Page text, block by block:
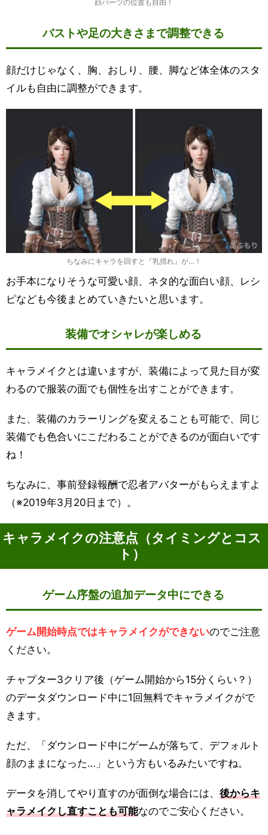
顔パーツの位置も自由！
バストや足の大きさまで調整できる
顔だけじゃなく、胸、おしり、腰、脚など体全体のスタ
イルも自由に調整ができます。
ちなみにキャラを回すと『乳揺れ』が…！
お手本になりそうな可愛い顔、ネタ的な面白い顔、レシ
ピなども今後まとめていきたいと思います。
装備でオシャレが楽しめる
キャラメイクとは違いますが、装備によって見た目が変
わるので服装の面でも個性を出すことができます。
また、装備のカラーリングを変えることも可能で、同じ
装備でも色合いにこだわることができるのが面白いです
ね！
ちなみに、事前登録報酬で忍者アバターがもらえますよ
（※2019年3月20日まで）。
キャラメイクの注意点（タイミングとコス
ト）
ゲーム序盤の追加データ中にできる
ゲーム開始時点ではキャラメイクができないのでご注意
ください。
チャプター3クリア後（ゲーム開始から15分くらい？）
のデータダウンロード中に1回無料でキャラメイクがで
きます。
ただ、「ダウンロード中にゲームが落ちて、デフォルト
顔のままになった…」という方もいるみたいですね。
データを消してやり直すのが面倒な場合には、 後からキ
ャラメイクし直すことも可能なのでご安心ください。